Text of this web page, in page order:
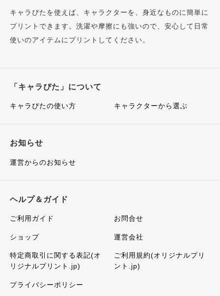
キャラぴたを使えば、キャラクターを、身近なものに簡単に
プリントできます。洗濯や摩擦にも強いので、安心して日常
使いのアイテムにプリントしてください。
「キャラぴた」について
キャラぴたの使い方 キャラクターから選ぶ
お知らせ
運営からのお知らせ
ヘルプ＆ガイド
ご利用ガイド お問合せ
ショップ 運営会社
特定商取引に関する表記(オ
リジナルプリント.jp)
ご利用規約(オリジナルプリ
ント.jp)
プライバシーポリシー